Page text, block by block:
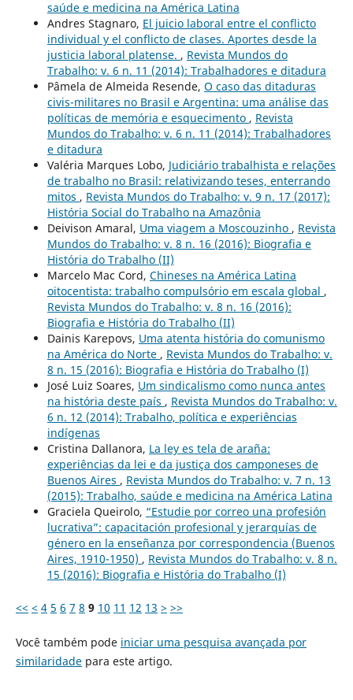
saúde e medicina na América Latina
Andres Stagnaro, El juicio laboral entre el conflicto
individual y el conflicto de clases. Aportes desde la
justicia laboral platense. , Revista Mundos do
Trabalho: v. 6 n. 11 (2014): Trabalhadores e ditadura
Pâmela de Almeida Resende, O caso das ditaduras
civis-militares no Brasil e Argentina: uma análise das
políticas de memória e esquecimento , Revista
Mundos do Trabalho: v. 6 n. 11 (2014): Trabalhadores
e ditadura
Valéria Marques Lobo, Judiciário trabalhista e relações
de trabalho no Brasil: relativizando teses, enterrando
mitos , Revista Mundos do Trabalho: v. 9 n. 17 (2017):
História Social do Trabalho na Amazônia
Deivison Amaral, Uma viagem a Moscouzinho , Revista
Mundos do Trabalho: v. 8 n. 16 (2016): Biografia e
História do Trabalho (II)
Marcelo Mac Cord, Chineses na América Latina
oitocentista: trabalho compulsório em escala global ,
Revista Mundos do Trabalho: v. 8 n. 16 (2016):
Biografia e História do Trabalho (II)
Dainis Karepovs, Uma atenta história do comunismo
na América do Norte , Revista Mundos do Trabalho: v.
8 n. 15 (2016): Biografia e História do Trabalho (I)
José Luiz Soares, Um sindicalismo como nunca antes
na história deste país , Revista Mundos do Trabalho: v.
6 n. 12 (2014): Trabalho, política e experiências
indígenas
Cristina Dallanora, La ley es tela de araña:
experiências da lei e da justiça dos camponeses de
Buenos Aires , Revista Mundos do Trabalho: v. 7 n. 13
(2015): Trabalho, saúde e medicina na América Latina
Graciela Queirolo, “Estudie por correo una profesión
lucrativa”: capacitación profesional y jerarquías de
género en la enseñanza por correspondencia (Buenos
Aires, 1910-1950) , Revista Mundos do Trabalho: v. 8 n.
15 (2016): Biografia e História do Trabalho (I)
<< < 4 5 6 7 8 9 10 11 12 13 > >>
Você também pode iniciar uma pesquisa avançada por
similaridadepara este artigo.